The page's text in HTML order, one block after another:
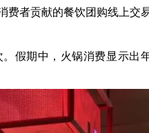
费者贡献的餐饮团购线上交
假期中，火锅消费显示出